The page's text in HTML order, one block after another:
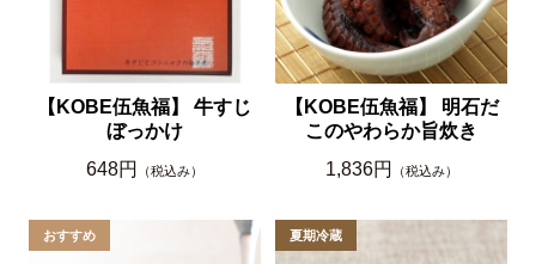
【KOBE伍魚福】 牛すじ
ぼっかけ
648円
（税込み）
【KOBE伍魚福】 明石だ
このやわらか旨炊き
1,836円
（税込み）